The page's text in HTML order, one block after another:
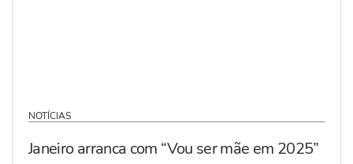
NOTÍCIAS
Janeiro arranca com “Vou ser mãe em 2025”